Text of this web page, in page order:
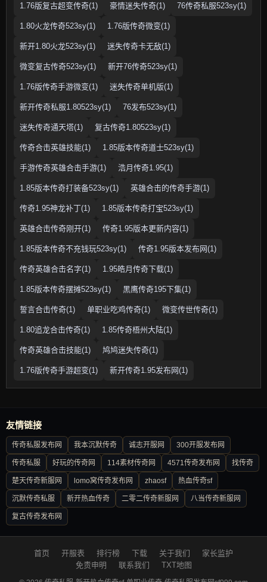
1.76版复古超变传奇(1) 豪情迷失传奇(1) 76传奇私服523sy(1)
1.80火龙传奇523sy(1) 1.76版传奇微变(1)
新开1.80火龙523sy(1) 迷失传奇卡无敌(1)
微变复古传奇523sy(1) 新开76传奇523sy(1)
1.76版传奇手游微变(1) 迷失传奇单机版(1)
新开传奇私服1.80523sy(1) 76发布523sy(1)
迷失传奇通天塔(1) 复古传奇1.80523sy(1)
传奇合击英雄技能(1) 1.85版本传奇道士523sy(1)
手游传奇英雄合击手游(1) 浩月传奇1.95(1)
1.85版本传奇打装备523sy(1) 英雄合击的传奇手游(1)
传奇1.95神龙补丁(1) 1.85版本传奇打宝523sy(1)
英雄合击传奇刚开(1) 传奇1.95版本更新内容(1)
1.85版本传奇不充钱玩523sy(1) 传奇1.95版本发布网(1)
传奇英雄合击名字(1) 1.95皓月传奇下载(1)
1.85版本传奇摆摊523sy(1) 黑鹰传奇195下集(1)
誓言合击传奇(1) 单职业吃鸡传奇(1) 微变传世传奇(1)
1.80追龙合击传奇(1) 1.85传奇梧州大陆(1)
传奇英雄合击技能(1) 鸠鸠迷失传奇(1)
1.76版传奇手游超变(1) 新开传奇1.95发布网(1)
友情链接
传奇私服发布网 我本沉默传奇 诚志开服网 300开服发布网
传奇私服 好玩的传奇网 114素材传奇网 4571传奇发布网 找传奇
楚天传奇新服网 lomo窝传奇发布网 zhaosf 热血传奇sf
沉默传奇私服 新开热血传奇 二零二传奇新服网 八当传奇新服网
复古传奇发布网
首页 开服表 排行榜 下载 关于我们
家长监护
免责申明
联系我们 TXT地图